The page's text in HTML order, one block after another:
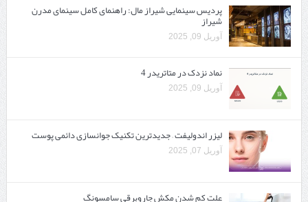
پردیس سینمایی شیراز مال: راهنمای کامل سینمای مدرن
شیراز
آوریل 09, 2025
نماد نزدک در متاتریدر 4
آوریل 09, 2025
لیزر اندولیفت – جدیدترین تکنیک جوانسازی دائمی پوست
آوریل 07, 2025
علت کم شدن مکش جاروبرقی سامسونگ